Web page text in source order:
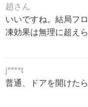
趙さん
いいですね。結局フ
凍効果は無理に超えら
j****t
普通、ドアを開けた